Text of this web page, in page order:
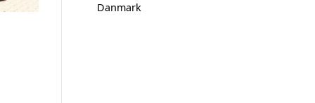
Danmark